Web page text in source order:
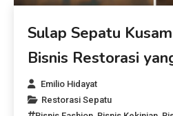
Sulap Sepatu
Bisnis Restorasi
Emilio Hidayat
Restorasi Sepatu